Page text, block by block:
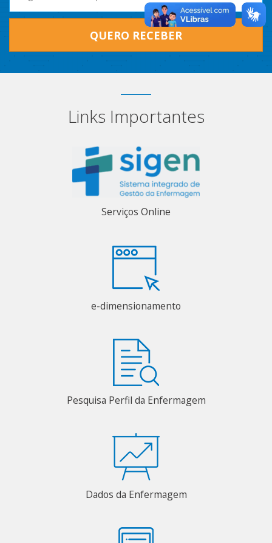
QUERO RECEBER
Links Importantes
Serviços Online
e-dimensionamento
Pesquisa Perfil da Enfermagem
Dados da Enfermagem